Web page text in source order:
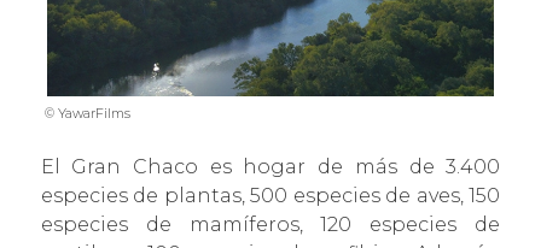
© YawarFilms
El Gran Chaco es hogar de más de 3.400
especies de plantas, 500 especies de aves, 150
especies de mamíferos, 120 especies de